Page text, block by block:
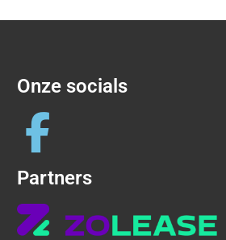
Onze socials
Partners